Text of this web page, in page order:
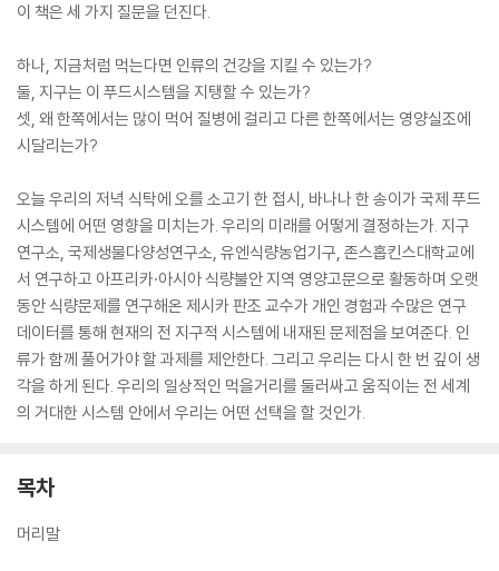
이 책은 세 가지 질문을 던진다.
하나, 지금처럼 먹는다면 인류의 건강을 지킬 수 있는가?
둘, 지구는 이 푸드시스템을 지탱할 수 있는가?
셋, 왜 한쪽에서는 많이 먹어 질병에 걸리고 다른 한쪽에서는 영양실조에
시달리는가?
오늘 우리의 저녁 식탁에 오를 소고기 한 접시, 바나나 한 송이가 국제 푸드
시스템에 어떤 영향을 미치는가. 우리의 미래를 어떻게 결정하는가. 지구
연구소, 국제생물다양성연구소, 유엔식량농업기구, 존스홉킨스대학교에
서 연구하고 아프리카·아시아 식량불안 지역 영양고문으로 활동하며 오랫
동안 식량문제를 연구해온 제시카 판조 교수가 개인 경험과 수많은 연구
데이터를 통해 현재의 전 지구적 시스템에 내재된 문제점을 보여준다. 인
류가 함께 풀어가야 할 과제를 제안한다. 그리고 우리는 다시 한 번 깊이 생
각을 하게 된다. 우리의 일상적인 먹을거리를 둘러싸고 움직이는 전 세계
의 거대한 시스템 안에서 우리는 어떤 선택을 할 것인가.
목차
머리말